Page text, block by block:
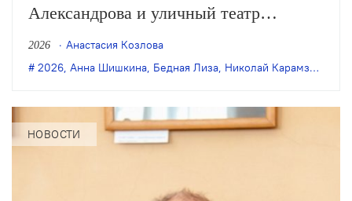
Александрова и уличный театр
«Странствующие куклы господина
Пэжо» из Санкт-Петербурга покажут
«Бедная Лиза» по одноимённой
повести Карамзина. Постановка
станет одним из центральных событий
2026
Анастасия Козлова
2026, Анна Шишкина, Бедная Лиза, Николай Карамзин
НОВОСТИ